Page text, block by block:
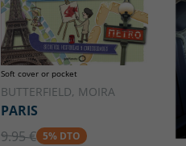
Soft cover or pocket
BUTTERFIELD, MOIRA
PARIS
9.95 € 5% DTO